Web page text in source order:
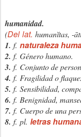
humanidad.
(Del lat. humanĭtas, -
1. f. naturaleza
2. f. Género humano.
3. f. Conjunto de
4. f. Fragilidad o
5. f. Sensibilidad,
6. f. Benignidad,
7. f. Cuerpo de una
8. f. pl. letras